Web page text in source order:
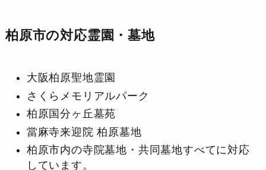
柏原市の対応霊園・墓地
大阪柏原聖地霊園
さくらメモリアルパーク
柏原国分ヶ丘墓苑
當麻寺来迎院 柏原墓地
柏原市内の寺院墓地・共同墓地すべてに対応
しています。